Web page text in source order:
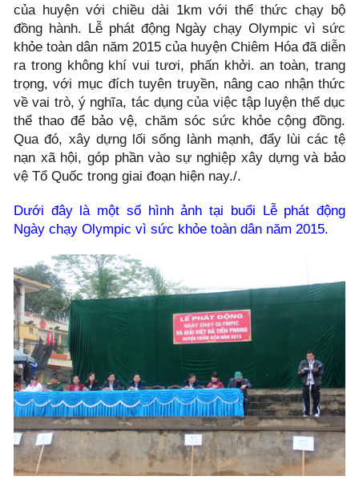
của huyện với chiều dài 1km với thể thức chạy bộ
đồng hành. Lễ phát động Ngày chạy Olympic vì sức
khỏe toàn dân năm 2015 của huyện Chiêm Hóa đã diễn
ra trong không khí vui tươi, phấn khởi. an toàn, trang
trọng, với mục đích tuyên truyền, nâng cao nhận thức
về vai trò, ý nghĩa, tác dụng của việc tập luyện thể dục
thể thao để bảo vệ, chăm sóc sức khỏe cộng đồng.
Qua đó, xây dựng lối sống lành mạnh, đẩy lùi các tệ
nạn xã hội, góp phần vào sự nghiệp xây dựng và bảo
vệ Tổ Quốc trong giai đoạn hiện nay./.
Dưới đây là một số hình ảnh tại buổi Lễ phát động
Ngày chạy Olympic vì sức khỏe toàn dân năm 2015.